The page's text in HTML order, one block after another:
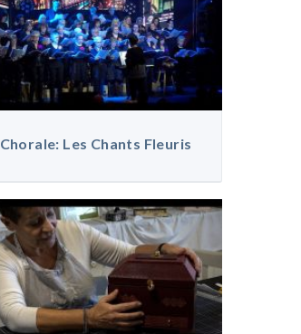
Chorale: Les Chants Fleuris